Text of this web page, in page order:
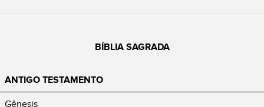
BÍBLIA SAGRADA
ANTIGO TESTAMENTO
Gênesis